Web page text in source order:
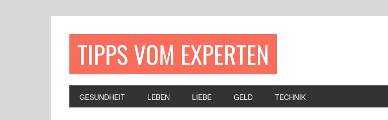
TIPPS VOM EXPERTEN
GESUNDHEIT LEBEN LIEBE GELD TECHNIK